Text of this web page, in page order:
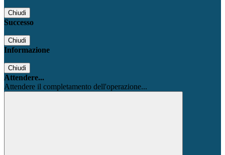
Chiudi
Successo
Chiudi
Informazione
Chiudi
Attendere...
Attendere il completamento dell'operazione...